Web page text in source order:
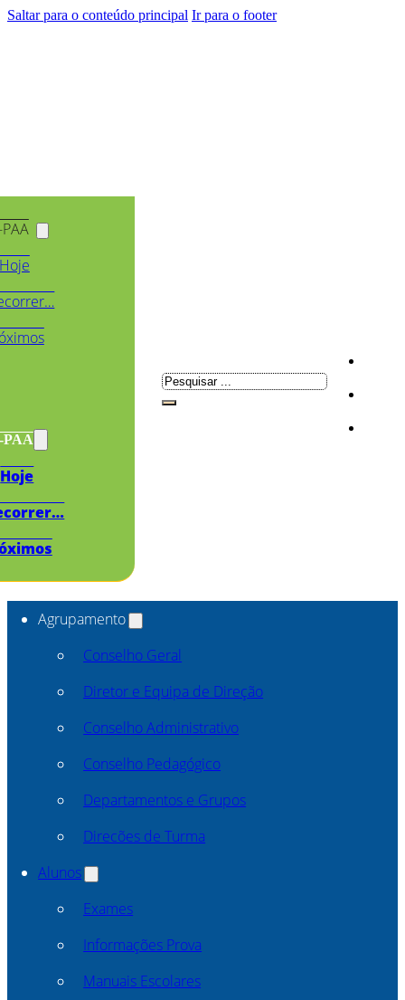
Saltar para o conteúdo principal Ir para o footer
PAA
Hoje
Pesquisar
Agrupamento
Conselho Geral
Diretor e Equipa de Direção
Conselho Administrativo
Conselho Pedagógico
Departamentos e Grupos
Direcões de Turma
Alunos
Exames
Informações Prova
Manuais Escolares